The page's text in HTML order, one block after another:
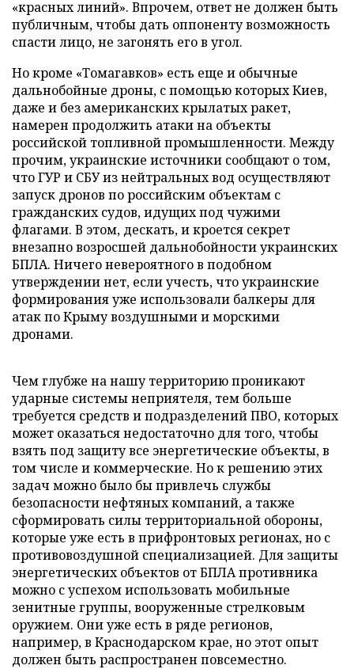
«красных линий». Впрочем, ответ не должен быть
публичным, чтобы дать оппоненту возможность
спасти лицо, не загонять его в угол.
Но кроме «Томагавков» есть еще и обычные
дальнобойные дроны, с помощью которых Киев,
даже и без американских крылатых ракет,
намерен продолжить атаки на объекты
российской топливной промышленности. Между
прочим, украинские источники сообщают о том,
что ГУР и СБУ из нейтральных вод осуществляют
запуск дронов по российским объектам с
гражданских судов, идущих под чужими
флагами. В этом, дескать, и кроется секрет
внезапно возросшей дальнобойности украинских
БПЛА. Ничего невероятного в подобном
утверждении нет, если учесть, что украинские
формирования уже использовали балкеры для
атак по Крыму воздушными и морскими
дронами.
Чем глубже на нашу территорию проникают
ударные системы неприятеля, тем больше
требуется средств и подразделений ПВО, которых
может оказаться недостаточно для того, чтобы
взять под защиту все энергетические объекты, в
том числе и коммерческие. Но к решению этих
задач можно было бы привлечь службы
безопасности нефтяных компаний, а также
сформировать силы территориальной обороны,
которые уже есть в прифронтовых регионах, но с
противовоздушной специализацией. Для защиты
энергетических объектов от БПЛА противника
можно с успехом использовать мобильные
зенитные группы, вооруженные стрелковым
оружием. Они уже есть в ряде регионов,
например, в Краснодарском крае, но этот опыт
должен быть распространен повсеместно.